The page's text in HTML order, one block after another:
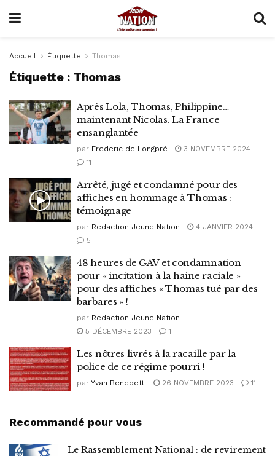
Accueil Étiquette Thomas
Étiquette : Thomas
Après Lola, Thomas, Philippine…
maintenant Nicolas. La France
ensanglantée
par Frederic de Longpré
3 NOVEMBRE 2024
11
Arrêté, jugé et condamné pour des
affiches en hommage à Thomas :
témoignage
par Redaction Jeune Nation
4 JANVIER 2024
5
48 heures de GAV et condamnation
pour « incitation à la haine raciale »
pour des affiches « Thomas tué par des
barbares » !
par Redaction Jeune Nation
5 DÉCEMBRE 2023
1
Les nôtres livrés à la racaille par la
police de ce régime pourri !
par Yvan Benedetti 26 NOVEMBRE 2023 11
Recommandé pour vous
Le Rassemblement National : de revirement